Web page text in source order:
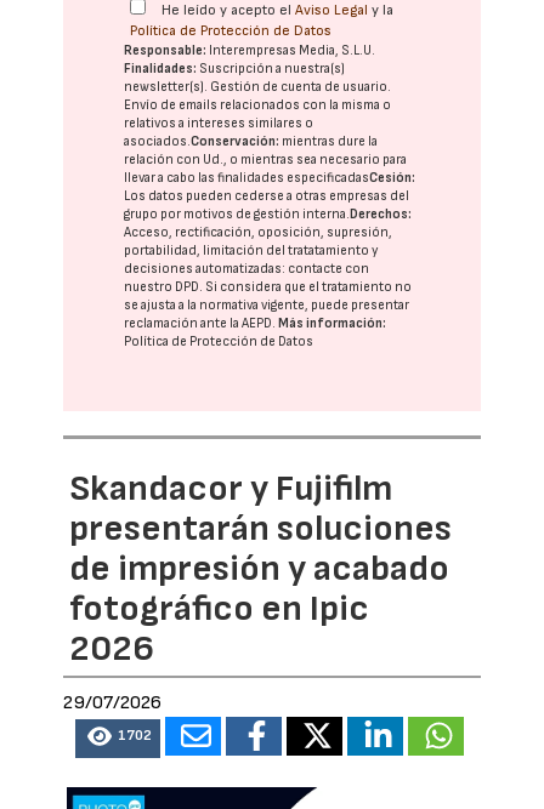
He leído y acepto elAviso Legal y la
Política de Protección de Datos
Responsable: Interempresas Media, S.L.U.
Finalidades: Suscripción a nuestra(s)
newsletter(s). Gestión de cuenta de usuario.
Envío de emails relacionados con la misma o
relativos a intereses similares o
asociados.Conservación: mientras dure la
relación con Ud., o mientras sea necesario para
llevar a cabo las finalidades especificadasCesión:
Los datos pueden cederse a otras empresas del
grupo por motivos de gestión interna. Derechos:
Acceso, rectificación, oposición, supresión,
portabilidad, limitación del tratatamiento y
decisiones automatizadas: contacte con
nuestro DPD. Si considera que el tratamiento no
se ajusta a la normativa vigente, puede presentar
reclamación ante laAEPD. Más información:
Política de Protección de Datos
Skandacor y Fujifilm
presentarán soluciones
de impresión y acabado
fotográfico en Ipic
2026
29/07/2026
1702